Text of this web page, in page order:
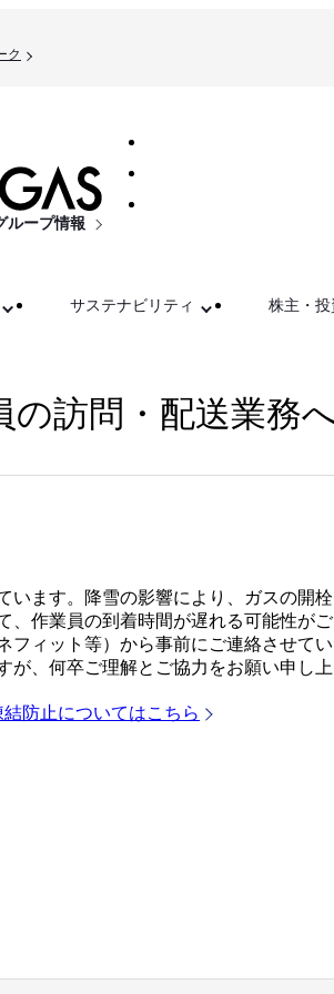
ク
ループ情報
サステナビリティ 株主・
の訪問・配送業務
います。降雪の影響により、ガスの開
、作業員の到着時間が遅れる可能性が
ィット等）から事前にご連絡させてい
が、何卒ご理解とご協力をお願い申し上
防止についてはこちら